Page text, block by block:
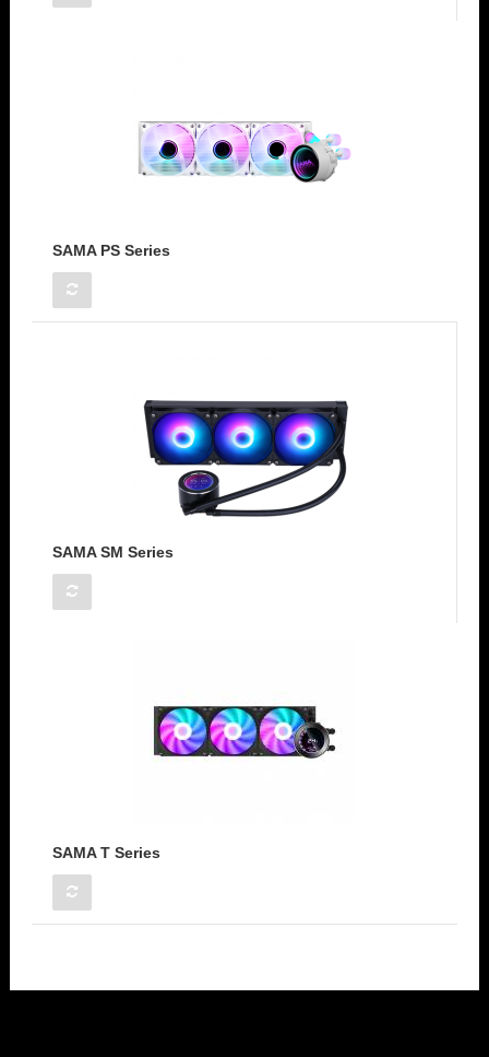
SAMA PS Series
SAMA SM Series
SAMA T Series